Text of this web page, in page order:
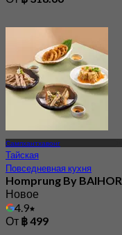
Сампхантхавонг
Тайская
Повседневная кухня
Homprung By BAIHOR
Новое
4.9
От ฿ 499